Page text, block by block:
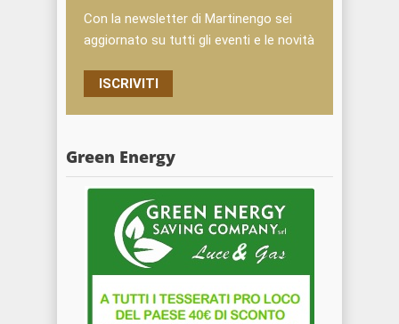
Con la newsletter di Martinengo sei
aggiornato su tutti gli eventi e le novità
ISCRIVITI
Green Energy